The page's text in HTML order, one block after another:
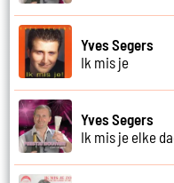
Yves Segers
Ik mis je
Yves Segers
Ik mis je elke